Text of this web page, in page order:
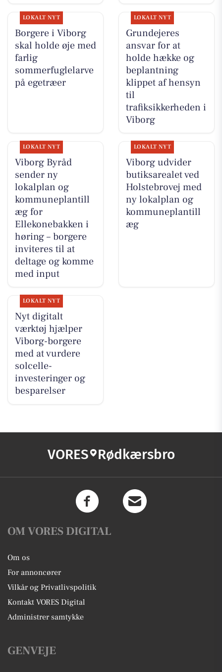
LOKALT NYT
Borgere i Viborg
skal holde øje med
farlig
sommerfuglelarve
på egetræer
LOKALT NYT
Grundejeres
ansvar for at
holde hække og
beplantning
klippet af hensyn
til
trafiksikkerheden i
Viborg
LOKALT NYT
Viborg Byråd
sender ny
lokalplan og
kommuneplantill
æg for
Ellekonebakken i
høring – borgere
inviteres til at
deltage og komme
med input
LOKALT NYT
Viborg udvider
butiksarealet ved
Holstebrovej med
ny lokalplan og
kommuneplantill
æg
LOKALT NYT
Nyt digitalt
værktøj hjælper
Viborg-borgere
med at vurdere
solcelle-
investeringer og
besparelser
VORES Rødkærsbro
OM VORES DIGITAL
Om os
For annoncører
Vilkår og Privatlivspolitik
Kontakt VORES Digital
Administrer samtykke
GENVEJE